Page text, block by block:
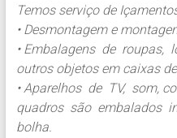
Temos serviço de
• Desmontagem e
• Embalagens de roupas,
outros objetos em caixas
• Aparelhos de TV, som,
quadros são embalados
bolha.